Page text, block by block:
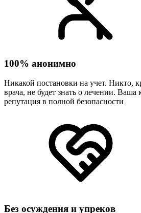
100% анонимно
Никакой постановки на учет. Никто,
врача, не будет знать о лечении. Ваша
репутация в полной безопасности
Без осуждения и упреков